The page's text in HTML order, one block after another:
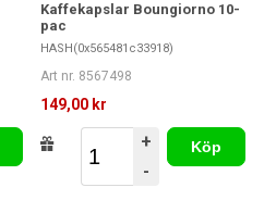
Kaffekapslar Boungiorno 10-
pac
HASH(0x565481c33918)
Art nr. 8567498
149,00 kr
+
-
Köp